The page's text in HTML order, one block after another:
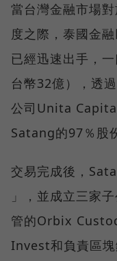
當台灣金融市場
度之際，泰國金
已經迅速出手，
台幣32億），透
公司Unita
Satang的97％股
交易完成後，
」，並成立三家
管的Orbix
Invest和負責區